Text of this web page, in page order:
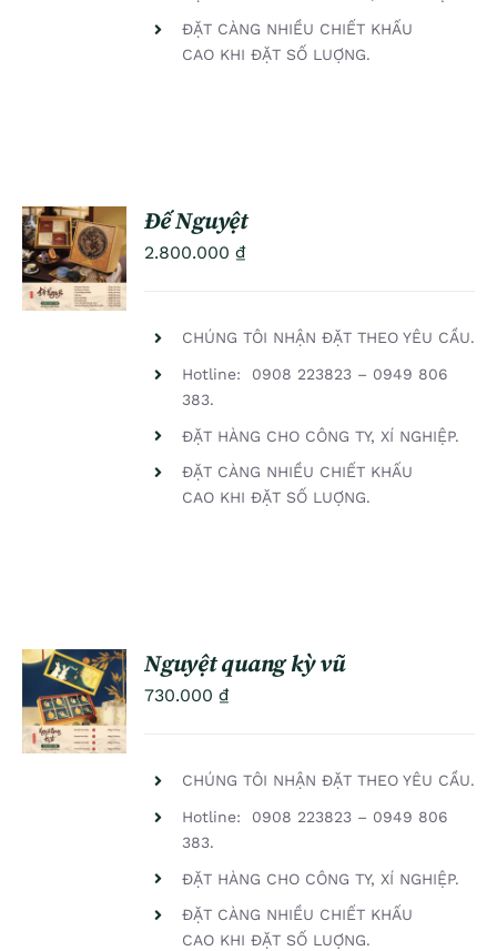
ĐẶT CÀNG NHIỀU CHIẾT KHẤU
CAO KHI ĐẶT SỐ LUỢNG.
ADD TO
CART
/
DETAILS
Đế Nguyệt
2.800.000₫
CHÚNG TÔI NHẬN ĐẶT THEO YÊU CẦU.
Hotline: 0908 223823 – 0949 806
383.
ĐẶT HÀNG CHO CÔNG TY, XÍ NGHIỆP.
ĐẶT CÀNG NHIỀU CHIẾT KHẤU
CAO KHI ĐẶT SỐ LUỢNG.
ADD TO
CART
/
DETAILS
Nguyệt quang kỳ vũ
730.000₫
CHÚNG TÔI NHẬN ĐẶT THEO YÊU CẦU.
Hotline: 0908 223823 – 0949 806
383.
ĐẶT HÀNG CHO CÔNG TY, XÍ NGHIỆP.
ĐẶT CÀNG NHIỀU CHIẾT KHẤU
CAO KHI ĐẶT SỐ LUỢNG.